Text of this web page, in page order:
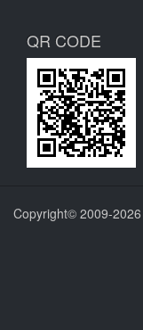
QR CODE
Copyright© 2009-2026